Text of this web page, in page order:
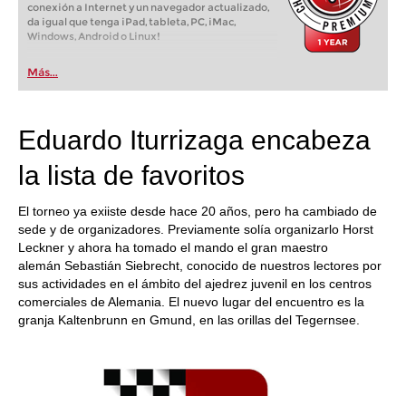
conexión a Internet y un navegador actualizado,
da igual que tenga iPad, tableta, PC, iMac,
Windows, Android o Linux!
Más...
Eduardo Iturrizaga encabeza
la lista de favoritos
El torneo ya exiiste desde hace 20 años, pero ha cambiado de
sede y de organizadores. Previamente solía organizarlo Horst
Leckner y ahora ha tomado el mando el gran maestro
alemán Sebastián Siebrecht, conocido de nuestros lectores por
sus actividades en el ámbito del ajedrez juvenil en los centros
comerciales de Alemania. El nuevo lugar del encuentro es la
granja Kaltenbrunn en Gmund, en las orillas del Tegernsee.